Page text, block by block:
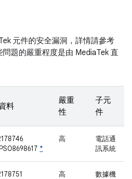
元件的安全漏洞，詳情請參考
題的嚴重程度是由 MediaTek 直
料
嚴重
性
子元
件
*
高
電話通
訊系統
高 數據機